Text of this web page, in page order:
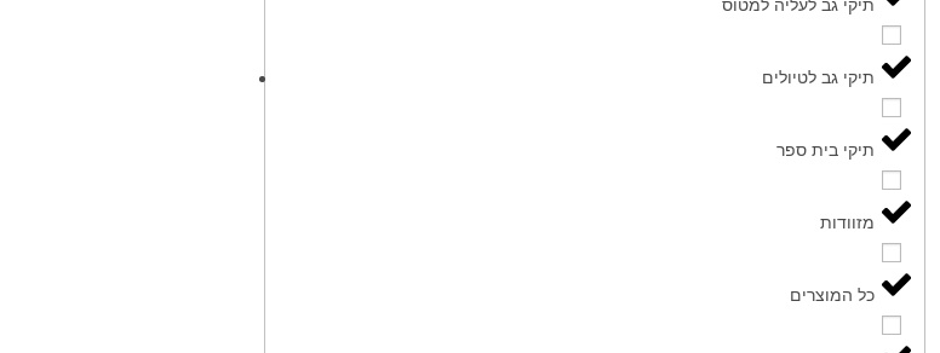
תיקי גב לטיולים
תיקי בית ספר
מזוודות
כל המוצרים